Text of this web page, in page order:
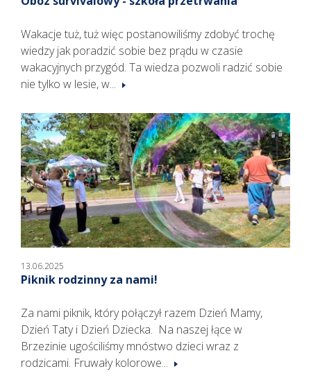
Wakacje tuż, tuż więc postanowiliśmy zdobyć trochę
wiedzy jak poradzić sobie bez prądu w czasie
wakacyjnych przygód. Ta wiedza pozwoli radzić sobie
nie tylko w lesie, w...
13.06.2025
Piknik rodzinny za nami!
Za nami piknik, który połączył razem Dzień Mamy,
Dzień Taty i Dzień Dziecka. Na naszej łące w
Brzezinie ugościliśmy mnóstwo dzieci wraz z
rodzicami. Fruwały kolorowe...